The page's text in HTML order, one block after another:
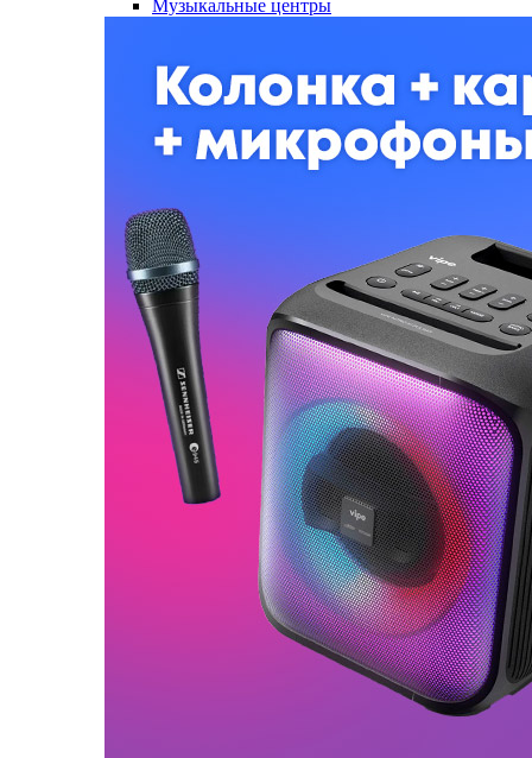
Музыкальные центры